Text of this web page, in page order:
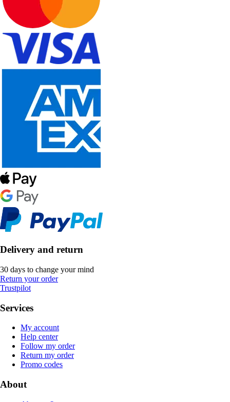
Delivery and return
30 days to change your mind
Return your order
Trustpilot
Services
My account
Help center
Follow my order
Return my order
Promo codes
About